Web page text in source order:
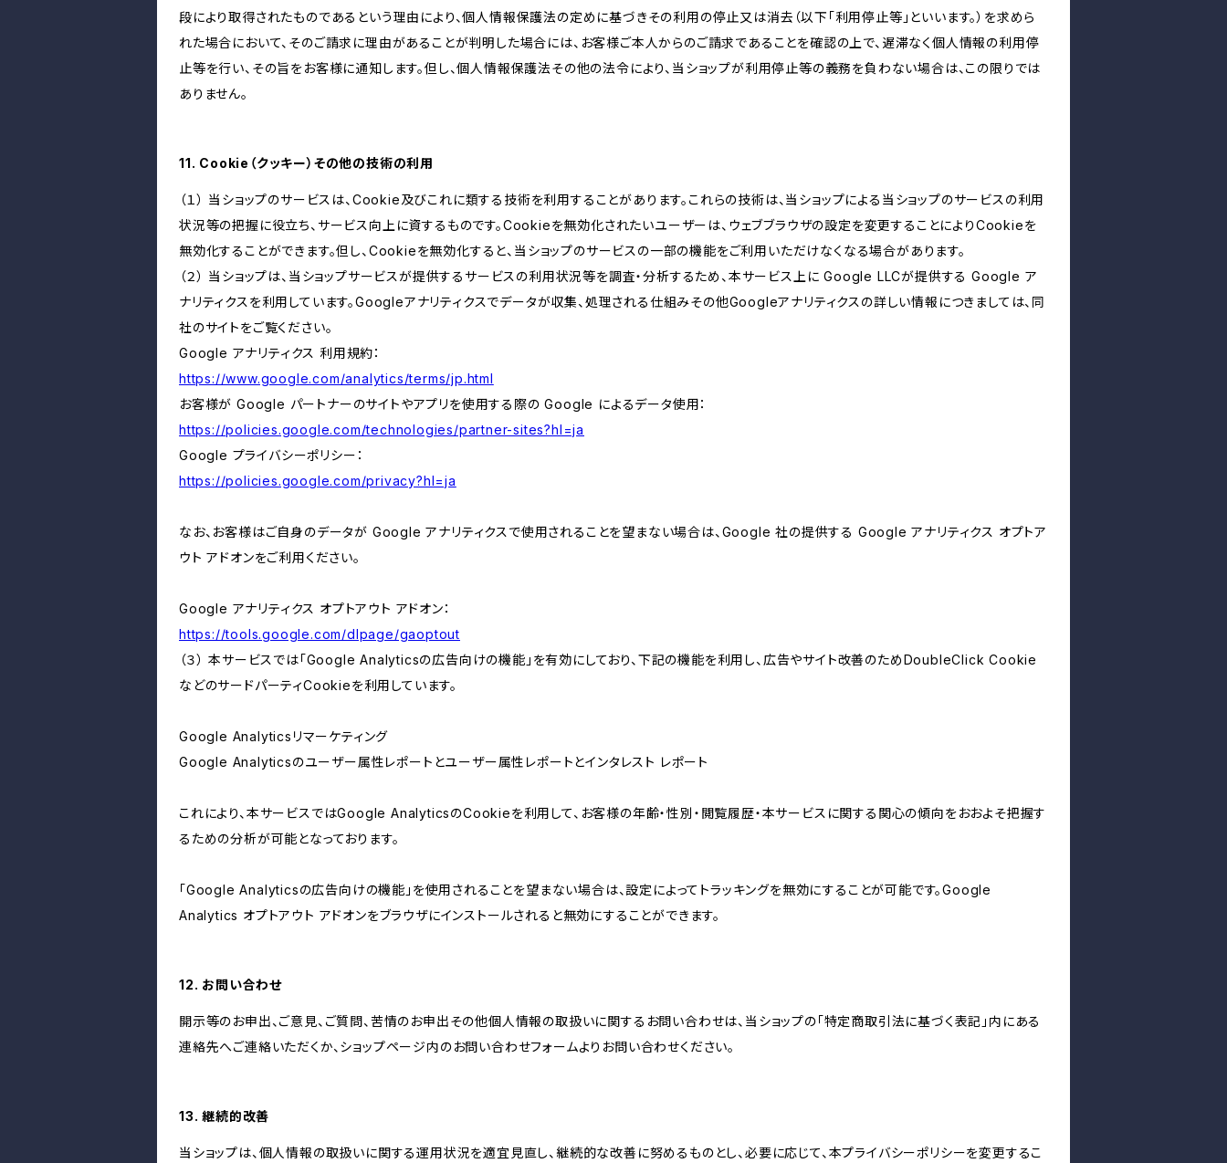
段により取得されたものであるという理由により、個人情報保護法の定めに基づきその利用の停止又は消去（以下「利用停止等」といいます。）を求めら
れた場合において、そのご請求に理由があることが判明した場合には、お客様ご本人からのご請求であることを確認の上で、遅滞なく個人情報の利用停
止等を行い、その旨をお客様に通知します。但し、個人情報保護法その他の法令により、当ショップが利用停止等の義務を負わない場合は、この限りでは
ありません。
11. Cookie（クッキー）その他の技術の利用
（１） 当ショップのサービスは、Cookie及びこれに類する技術を利用することがあります。これらの技術は、当ショップによる当ショップのサービスの利用
状況等の把握に役立ち、サービス向上に資するものです。Cookieを無効化されたいユーザーは、ウェブブラウザの設定を変更することによりCookieを
無効化することができます。但し、Cookieを無効化すると、当ショップのサービスの一部の機能をご利用いただけなくなる場合があります。
（２） 当ショップは、当ショップサービスが提供するサービスの利用状況等を調査・分析するため、本サービス上に Google LLCが提供する Google ア
ナリティクスを利用しています。Googleアナリティクスでデータが収集、処理される仕組みその他Googleアナリティクスの詳しい情報につきましては、同
社のサイトをご覧ください。
Google アナリティクス 利用規約：
https://www.google.com/analytics/terms/jp.html
お客様が Google パートナーのサイトやアプリを使用する際の Google によるデータ使用：
https://policies.google.com/technologies/partner-sites?hl=ja
Google プライバシーポリシー：
https://policies.google.com/privacy?hl=ja
なお、お客様はご自身のデータが Google アナリティクスで使用されることを望まない場合は、Google 社の提供する Google アナリティクス オプトア
ウト アドオンをご利用ください。
Google アナリティクス オプトアウト アドオン：
https://tools.google.com/dlpage/gaoptout
（３） 本サービスでは「Google Analyticsの広告向けの機能」を有効にしており、下記の機能を利用し、広告やサイト改善のためDoubleClick Cookie
などのサードパーティCookieを利用しています。
Google Analyticsリマーケティング
Google Analyticsのユーザー属性レポートとユーザー属性レポートとインタレスト レポート
これにより、本サービスではGoogle AnalyticsのCookieを利用して、お客様の年齢・性別・閲覧履歴・本サービスに関する関心の傾向をおおよそ把握す
るための分析が可能となっております。
「Google Analyticsの広告向けの機能」を使用されることを望まない場合は、設定によってトラッキングを無効にすることが可能です。Google
Analytics オプトアウト アドオンをブラウザにインストールされると無効にすることができます。
12. お問い合わせ
開示等のお申出、ご意見、ご質問、苦情のお申出その他個人情報の取扱いに関するお問い合わせは、当ショップの「特定商取引法に基づく表記」内にある
連絡先へご連絡いただくか、ショップページ内のお問い合わせフォームよりお問い合わせください。
13. 継続的改善
当ショップは、個人情報の取扱いに関する運用状況を適宜見直し、継続的な改善に努めるものとし、必要に応じて、本プライバシーポリシーを変更するこ